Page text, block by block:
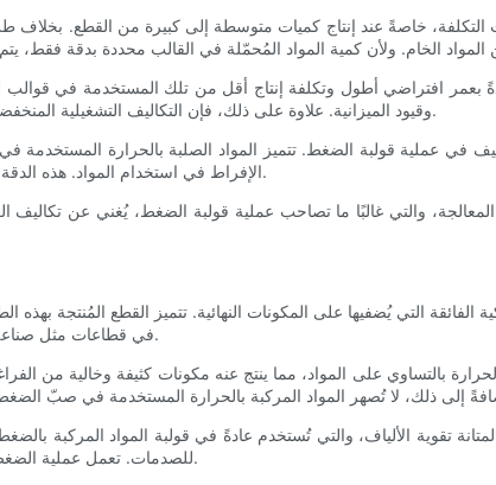
خاصةً عند إنتاج كميات متوسطة إلى كبيرة من القطع. بخلاف
بعمر افتراضي أطول وتكلفة إنتاج أقل من تلك المستخدمة في
وقيود الميزانية. علاوة على ذلك، فإن التكاليف التشغيلية المنخفضة نسبيًا المرتبطة بهذه العملية، بالإضافة إلى سرعات الإنتاج العالية، تُمكّن من تحقيق عائد استثمار سريع.
في عملية قولبة الضغط. تتميز المواد الصلبة بالحرارة
الإفراط في استخدام المواد. هذه الدقة تعني أن المصنّعين يمكنهم توفير مبالغ كبيرة من المواد الخام مع الحفاظ على سلامة الهيكل وأداء المنتج.
والتي غالبًا ما تصاحب عملية قولبة الضغط، يُغني عن تكاليف
التي يُضفيها على المكونات النهائية. تتميز القطع المُنتجة بهذه
في قطاعات مثل صناعة الطيران والسيارات والمعدات الصناعية، حيث يُعد أداء المنتج في ظل الظروف الصعبة أمرًا لا غنى عنه.
بالتساوي على المواد، مما ينتج عنه مكونات كثيفة وخالية من
تقوية الألياف، والتي تُستخدم عادةً في قولبة المواد المركبة
للصدمات. تعمل عملية الضغط على محاذاة هذه الألياف ودمجها بكفاءة، مما يُعزز التوزيع الأمثل للأحمال ومقاومة الأعطال الميكانيكية.